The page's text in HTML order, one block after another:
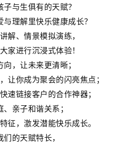
与生俱有的天赋？
理解里快乐健康成长？
解、情景模拟演练，
家进行沉浸式体验！
，让未来更清晰；
让你成为聚会的闪亮焦点；
速链接客户的合作神器；
亲子和谐关系；
征，激发潜能快乐成长。
们的天赋特长，